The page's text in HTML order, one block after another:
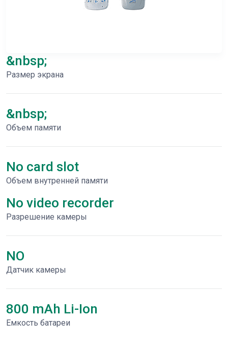
&nbsp;
Размер экрана
&nbsp;
Объем памяти
No card slot
Объем внутренней памяти
No video recorder
Разрешение камеры
NO
Датчик камеры
800 mAh Li-Ion
Емкость батареи